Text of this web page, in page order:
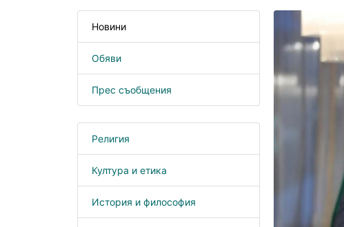
Новини
Обяви
Прес съобщения
Религия
Култура и етика
История и философия